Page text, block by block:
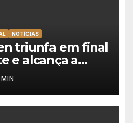
NOTÍCIAS
triunfa em final
e alcança a
da carreira na